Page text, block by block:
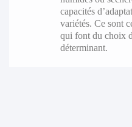
capacités
variétés. Ce sont
qui font du choix
déterminant.